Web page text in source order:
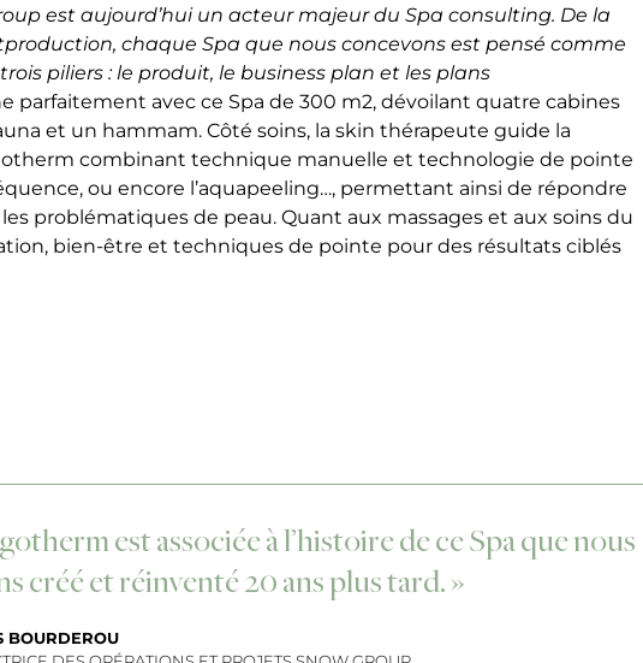
est aujourd’hui un acteur majeur du Spa consulting. De la
chaque Spa que nous concevons est pensé comme
piliers : le produit, le business plan et les plans
parfaitement avec ce Spa de 300 m2, dévoilant quatre cabines
et un hammam. Côté soins, la skin thérapeute guide la
combinant technique manuelle et technologie de pointe
ou encore l’aquapeeling…, permettant ainsi de répondre
problématiques de peau. Quant aux massages et aux soins du
bien-être et techniques de pointe pour des résultats ciblés
est associée à l’histoire de ce Spa que nous
créé et réinventé 20 ans plus tard. »
BOURDEROU